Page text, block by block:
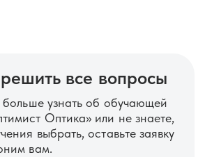
все вопросы
больше узнать об обучающей
Оптика» или не знаете,
выбрать, оставьте заявку
вам.